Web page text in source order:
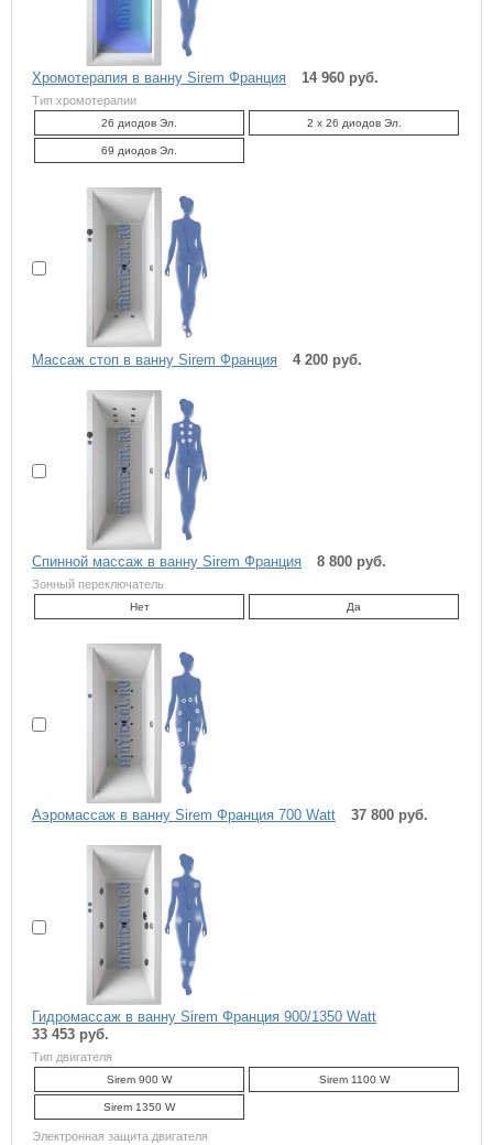
Хромотерапия в ванну Sirem Франция 14 960 руб.
Тип хромотерапии
26 диодов Эл. 2 x 26 диодов Эл.
69 диодов Эл.
Массаж стоп в ванну Sirem Франция 4 200 руб.
Спинной массаж в ванну Sirem Франция 8 800 руб.
Зонный переключатель
Нет Да
Аэромассаж в ванну Sirem Франция 700 Watt 37 800 руб.
Гидромассаж в ванну Sirem Франция 900/1350 Watt
33 453 руб.
Тип двигателя
Sirem 900 W Sirem 1100 W
Sirem 1350 W
Электронная защита двигателя